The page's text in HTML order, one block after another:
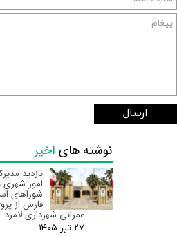
ارسال
نوشته های اخیر
بازدید
امور شهری
شوراهای
فارس از
عمرانی شهرداری لامرد
۲۷ تیر ۰۵